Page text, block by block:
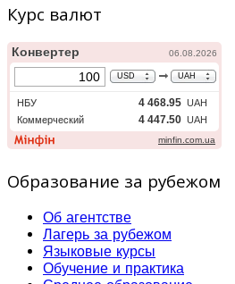
Курс валют
Образование за рубежом
Об агентстве
Лагерь за рубежом
Языковые курсы
Обучение и практика